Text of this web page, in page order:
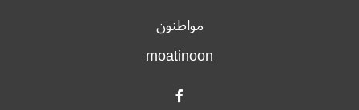
مواطنون
moatinoon